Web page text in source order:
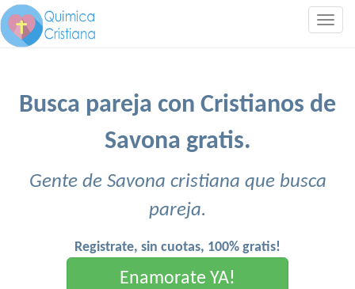
Busca pareja con Cristianos de
Savona gratis.
Gente de Savona cristiana que busca
pareja.
Registrate, sin cuotas, 100% gratis!
Enamorate YA!